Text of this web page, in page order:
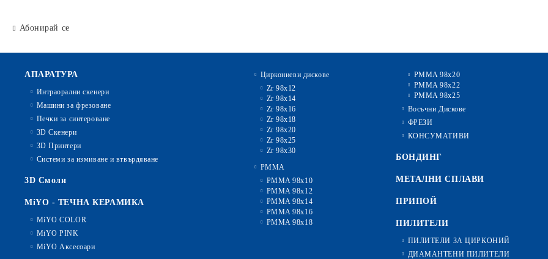
Абонирай се
АПАРАТУРА
Интраорални скенери
Машини за фрезоване
Печки за синтероване
3D Скенери
3D Принтери
Системи за измиване и втвърдяване
3D Смоли
MiYO - ТЕЧНА КЕРАМИКА
MiYO COLOR
MiYO PINK
MiYO Аксесоари
Циркониеви дискове
Zr 98x12
Zr 98x14
Zr 98x16
Zr 98x18
Zr 98x20
Zr 98x25
Zr 98x30
PMMA
PMMA 98x10
PMMA 98x12
PMMA 98x14
PMMA 98x16
PMMA 98x18
PMMA 98x20
PMMA 98x22
PMMA 98x25
Восъчни Дискове
ФРЕЗИ
КОНСУМАТИВИ
БОНДИНГ
МЕТАЛНИ СПЛАВИ
ПРИПОЙ
ПИЛИТЕЛИ
ПИЛИТЕЛИ ЗА ЦИРКОНИЙ
ДИАМАНТЕНИ ПИЛИТЕЛИ